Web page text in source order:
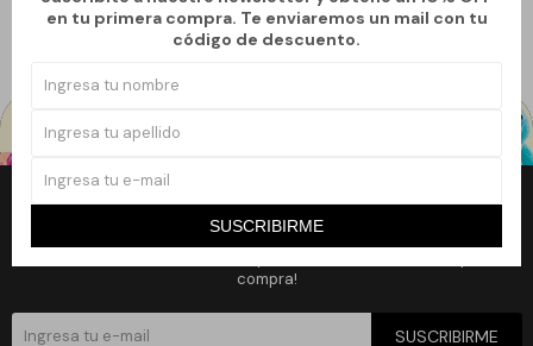
en tu primera compra. Te enviaremos un mail con tu
código de descuento.
SUSCRIBIRME
Newsletter
compra!
SUSCRIBIRME